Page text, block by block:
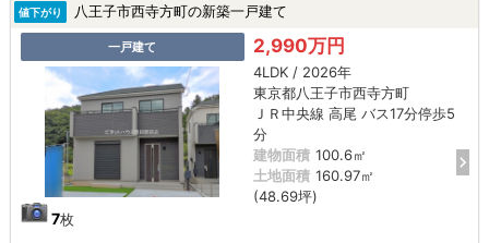
値下がり 八王子市西寺方町の新築一戸建て
一戸建て
7枚
2,990万円
4LDK / 2026年
東京都八王子市西寺方町
ＪＲ中央線 高尾 バス17分停歩5
分
建物面積 100.6㎡
土地面積 160.97㎡
(48.69坪)